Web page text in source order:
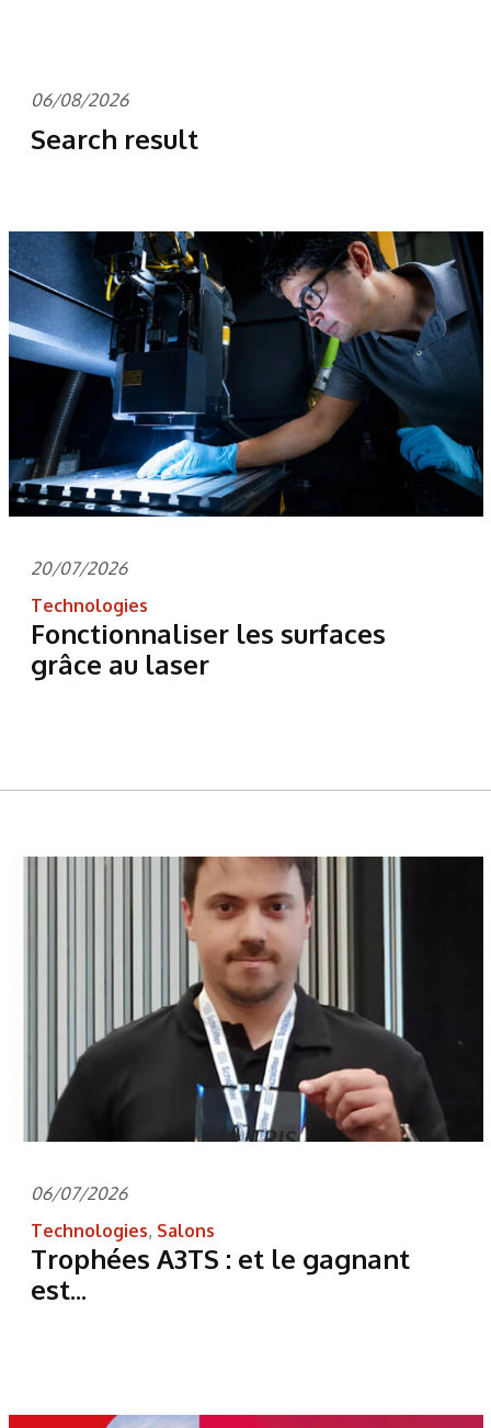
06/08/2026
Search result
20/07/2026
Technologies
Fonctionnaliser les surfaces
grâce au laser
06/07/2026
Technologies, Salons
Trophées A3TS : et le gagnant
est...